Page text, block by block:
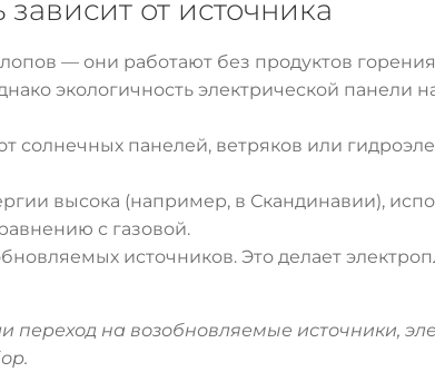
от источника
— они работают без продуктов
экологичность электрической панели
солнечных панелей, ветряков или
высока (например, в Скандинавии),
с газовой.
источников. Это делает
переход на возобновляемые источники,